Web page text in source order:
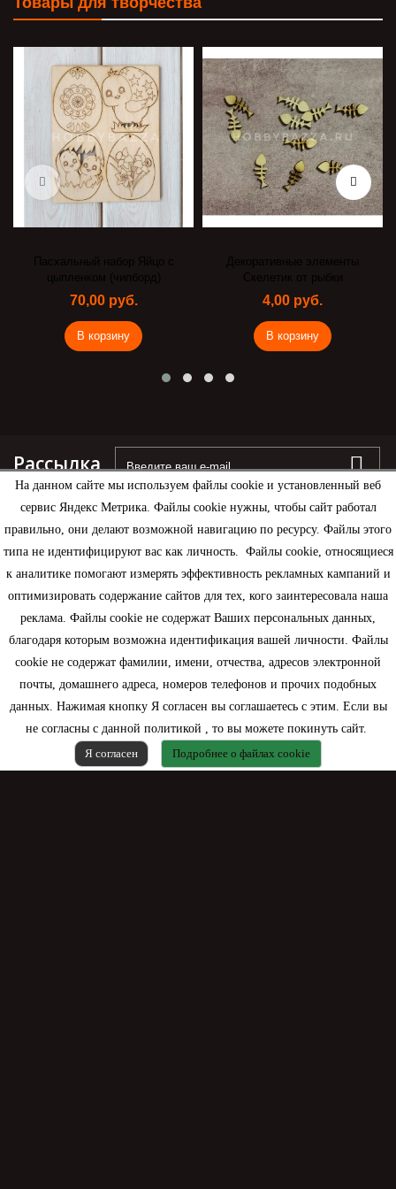
На данном сайте мы используем файлы cookie и установленный веб
сервис Яндекс Метрика. Файлы cookie нужны, чтобы сайт работал
правильно, они делают возможной навигацию по ресурсу. Файлы этого
типа не идентифицируют вас как личность. Файлы cookie, относящиеся
к аналитике помогают измерять эффективность рекламных кампаний и
оптимизировать содержание сайтов для тех, кого заинтересовала наша
реклама. Файлы cookie не содержат Ваших персональных данных,
благодаря которым возможна идентификация вашей личности. Файлы
cookie не содержат фамилии, имени, отчества, адресов электронной
почты, домашнего адреса, номеров телефонов и прочих подобных
данных. Нажимая кнопку Я согласен вы соглашаетесь с этим. Если вы
не согласны с данной политикой , то вы можете покинуть сайт.
Я согласен
Подробнее о файлах cookie
Пасхальный набор Яйцо с
цыпленком (чипборд)
70,00 руб.
В корзину
Декоративные элементы
Скелетик от рыбки
4,00 руб.
В корзину
Рассылка
Информация
Моя учетная запись
Контактная информация